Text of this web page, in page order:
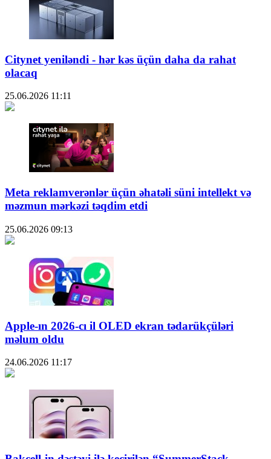
Citynet yeniləndi - hər kəs üçün daha da rahat
olacaq
25.06.2026 11:11
Meta reklamverənlər üçün əhatəli süni intellekt və
məzmun mərkəzi təqdim etdi
25.06.2026 09:13
Apple-ın 2026-cı il OLED ekran tədarükçüləri
məlum oldu
24.06.2026 11:17